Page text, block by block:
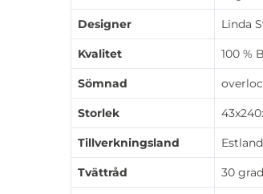
Designer Linda
Kvalitet 100 %
Sömnad
Storlek
Tillverkningsland Estland
Tvättråd 30